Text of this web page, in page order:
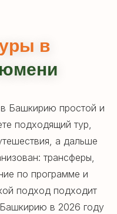
в
Башкирию простой и
подходящий тур,
а дальше
трансферы,
по программе и
подход подходит
Башкирию в 2026 году